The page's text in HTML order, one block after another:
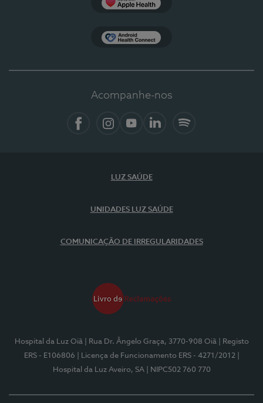
Acompanhe-nos
LUZ SAÚDE
UNIDADES LUZ SAÚDE
COMUNICAÇÃO DE IRREGULARIDADES
Hospital da Luz Oiã | Rua Dr. Ângelo Graça, 3770-908 Oiã
| Registo
ERS - E106806
| Licença de Funcionamento ERS - 4271/2012
Hospital da Luz Aveiro, SA
| NIPC502 760 770